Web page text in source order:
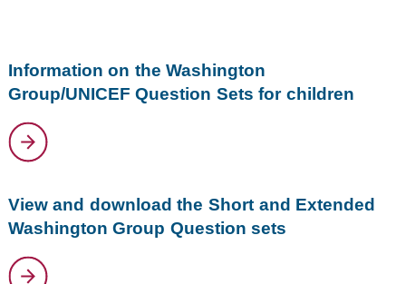
Information on the Washington
Group/UNICEF Question Sets for children
View and download the Short and Extended
Washington Group Question sets